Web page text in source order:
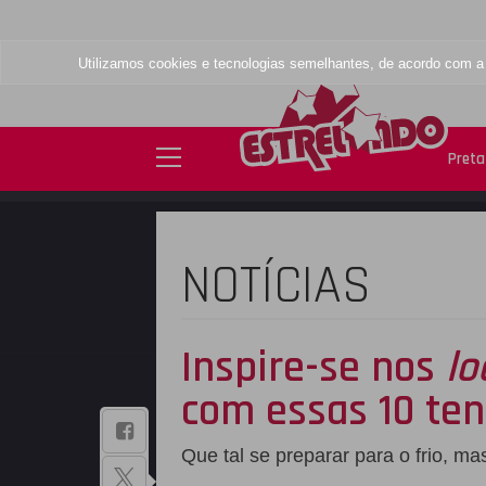
Utilizamos cookies e tecnologias semelhantes, de acordo com
NOTÍCIAS
Inspire-se nos
com essas 10
Que tal se preparar para o frio,
BAIXE NOSSO